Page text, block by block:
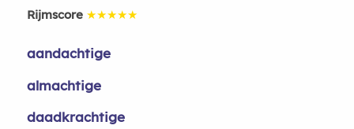
Rijmscore ★★★★★
aandachtige
almachtige
daadkrachtige